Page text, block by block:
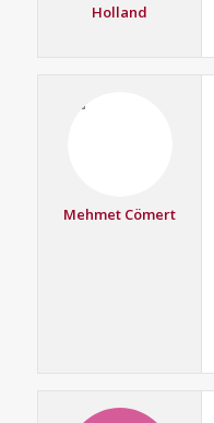
Holland
Mehmet Cömert